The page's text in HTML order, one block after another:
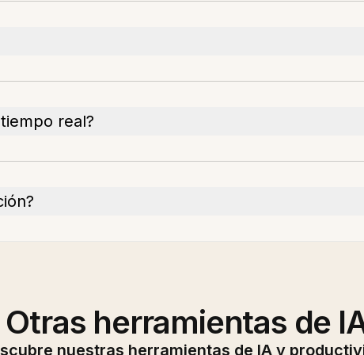
real?
Otras herramientas de
nuestras herramientas de IA y